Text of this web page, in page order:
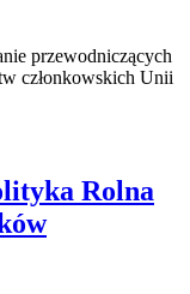
przewodniczących
członkowskich Unii
Rolna